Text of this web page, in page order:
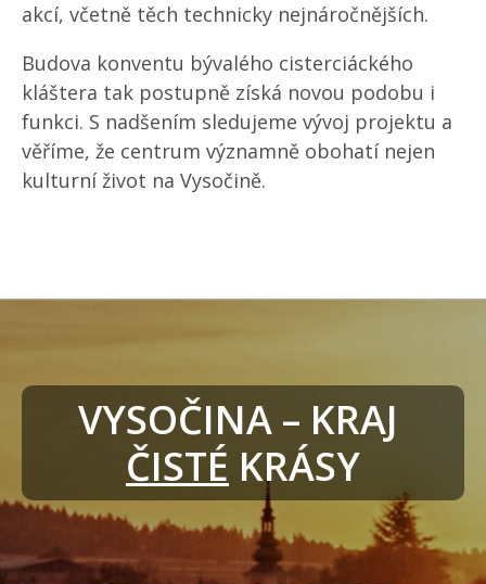
akcí, včetně těch technicky nejnáročnějších.
Budova konventu bývalého cisterciáckého
kláštera tak postupně získá novou podobu i
funkci. S nadšením sledujeme vývoj projektu a
věříme, že centrum významně obohatí nejen
kulturní život na Vysočině.
VYSOČINA – KRAJ
ČISTÉ KRÁSY